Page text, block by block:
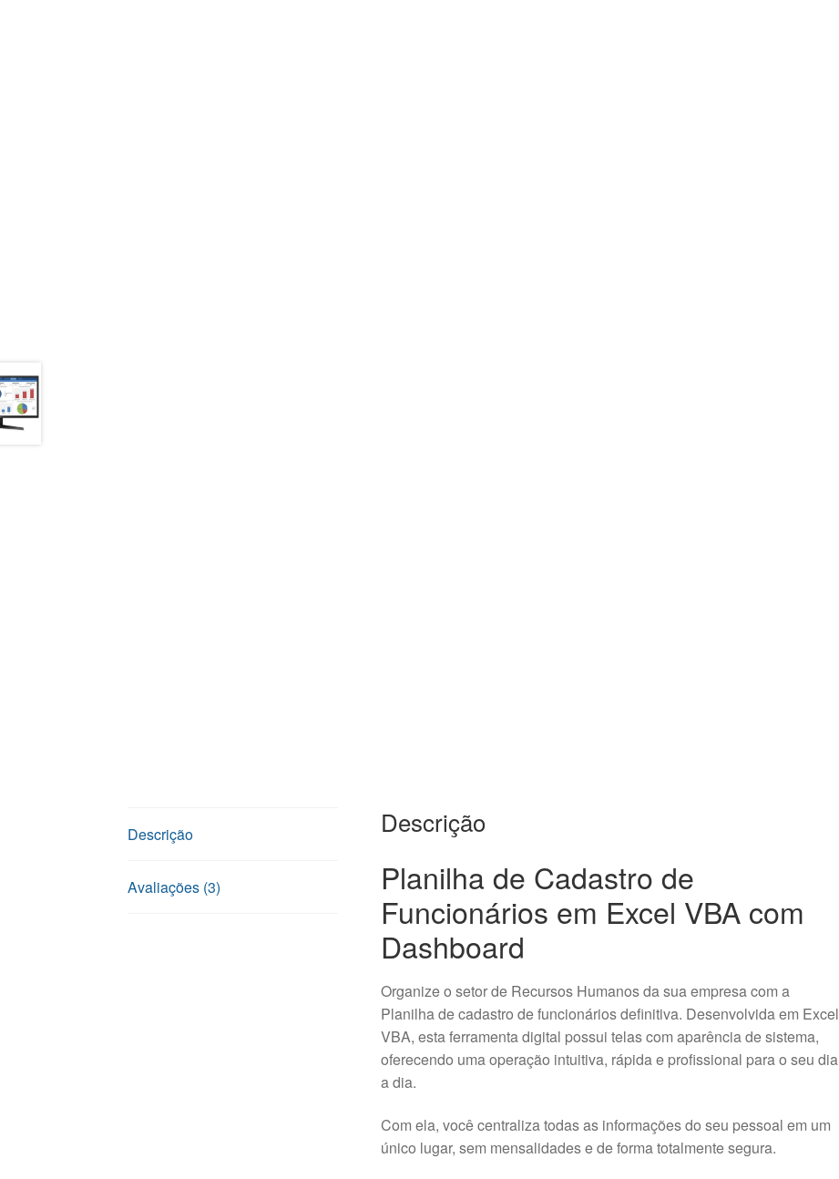
Descrição
Avaliações (3)
Descrição
Planilha de Cadastro de
Funcionários em Excel VBA com
Dashboard
Organize o setor de Recursos Humanos da sua empresa com a
Planilha de cadastro de funcionários definitiva. Desenvolvida em Excel
VBA, esta ferramenta digital possui telas com aparência de sistema,
oferecendo uma operação intuitiva, rápida e profissional para o seu dia
a dia.
Com ela, você centraliza todas as informações do seu pessoal em um
único lugar, sem mensalidades e de forma totalmente segura.